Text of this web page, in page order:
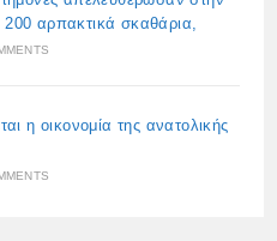
αρπακτικά σκαθάρια,
η οικονομία της ανατολικής